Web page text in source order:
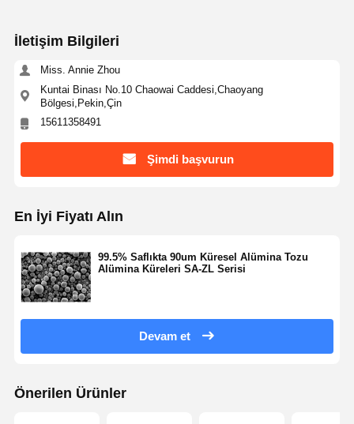
İletişim Bilgileri
Miss. Annie Zhou
Kuntai Binası No.10 Chaowai Caddesi,Chaoyang
Bölgesi,Pekin,Çin
15611358491
Şimdi başvurun
En İyi Fiyatı Alın
99.5% Saflıkta 90um Küresel Alümina Tozu
Alümina Küreleri SA-ZL Serisi
Devam et
Önerilen Ürünler